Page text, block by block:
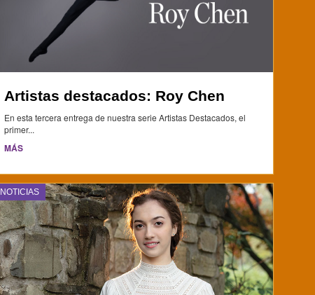
Artistas destacados: Roy Chen
En esta tercera entrega de nuestra serie Artistas Destacados, el
primer...
MÁS
NOTICIAS